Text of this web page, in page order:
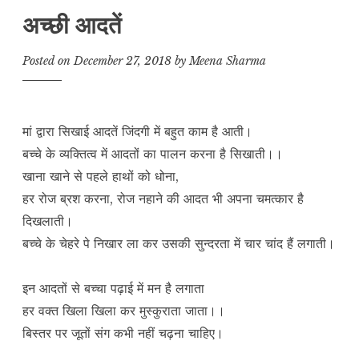
अच्छी आदतें
Posted onDecember 27, 2018 byMeena Sharma
मां द्वारा सिखाई आदतें जिंदगी में बहुत काम है आती।
बच्चे के व्यक्तित्व में आदतों का पालन करना है सिखाती।।
खाना खाने से पहले हाथों को धोना,
हर रोज ब्रश करना, रोज नहाने की आदत भी अपना चमत्कार है
दिखलाती।
बच्चे के चेहरे पे निखार ला कर उसकी सुन्दरता में चार चांद हैं लगाती।
इन आदतों से बच्चा पढ़ाई में मन है लगाता
हर वक्त खिला खिला कर मुस्कुराता जाता।।
बिस्तर पर जूतों संग कभी नहीं चढ़ना चाहिए।